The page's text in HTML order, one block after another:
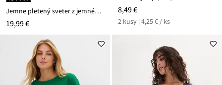
Jemne pletený sveter z jemného viskózového mixu
19,99 €
8,49 €
2 kusy | 4,25 € / ks